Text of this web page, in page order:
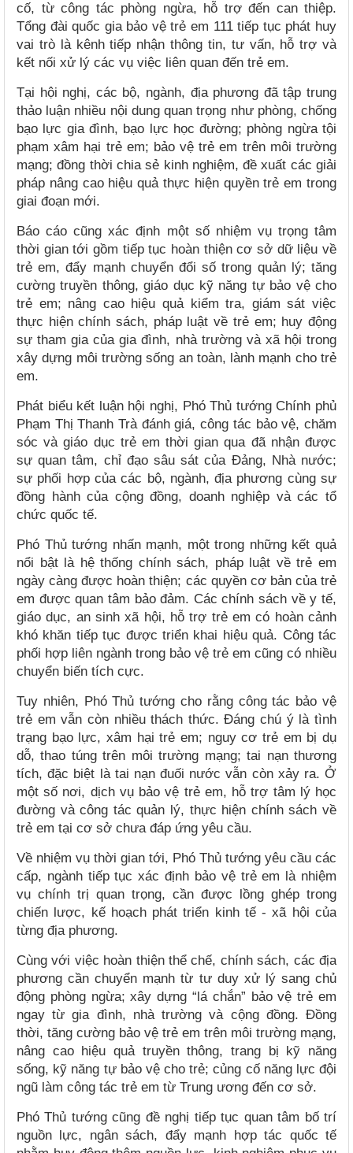
cố, từ công tác phòng ngừa, hỗ trợ đến can thiệp.
Tổng đài quốc gia bảo vệ trẻ em 111 tiếp tục phát huy
vai trò là kênh tiếp nhận thông tin, tư vấn, hỗ trợ và
kết nối xử lý các vụ việc liên quan đến trẻ em.
Tại hội nghị, các bộ, ngành, địa phương đã tập trung
thảo luận nhiều nội dung quan trọng như phòng, chống
bạo lực gia đình, bạo lực học đường; phòng ngừa tội
phạm xâm hại trẻ em; bảo vệ trẻ em trên môi trường
mạng; đồng thời chia sẻ kinh nghiệm, đề xuất các giải
pháp nâng cao hiệu quả thực hiện quyền trẻ em trong
giai đoạn mới.
Báo cáo cũng xác định một số nhiệm vụ trọng tâm
thời gian tới gồm tiếp tục hoàn thiện cơ sở dữ liệu về
trẻ em, đẩy mạnh chuyển đổi số trong quản lý; tăng
cường truyền thông, giáo dục kỹ năng tự bảo vệ cho
trẻ em; nâng cao hiệu quả kiểm tra, giám sát việc
thực hiện chính sách, pháp luật về trẻ em; huy động
sự tham gia của gia đình, nhà trường và xã hội trong
xây dựng môi trường sống an toàn, lành mạnh cho trẻ
em.
Phát biểu kết luận hội nghị, Phó Thủ tướng Chính phủ
Phạm Thị Thanh Trà đánh giá, công tác bảo vệ, chăm
sóc và giáo dục trẻ em thời gian qua đã nhận được
sự quan tâm, chỉ đạo sâu sát của Đảng, Nhà nước;
sự phối hợp của các bộ, ngành, địa phương cùng sự
đồng hành của cộng đồng, doanh nghiệp và các tổ
chức quốc tế.
Phó Thủ tướng nhấn mạnh, một trong những kết quả
nổi bật là hệ thống chính sách, pháp luật về trẻ em
ngày càng được hoàn thiện; các quyền cơ bản của trẻ
em được quan tâm bảo đảm. Các chính sách về y tế,
giáo dục, an sinh xã hội, hỗ trợ trẻ em có hoàn cảnh
khó khăn tiếp tục được triển khai hiệu quả. Công tác
phối hợp liên ngành trong bảo vệ trẻ em cũng có nhiều
chuyển biến tích cực.
Tuy nhiên, Phó Thủ tướng cho rằng công tác bảo vệ
trẻ em vẫn còn nhiều thách thức. Đáng chú ý là tình
trạng bạo lực, xâm hại trẻ em; nguy cơ trẻ em bị dụ
dỗ, thao túng trên môi trường mạng; tai nạn thương
tích, đặc biệt là tai nạn đuối nước vẫn còn xảy ra. Ở
một số nơi, dịch vụ bảo vệ trẻ em, hỗ trợ tâm lý học
đường và công tác quản lý, thực hiện chính sách về
trẻ em tại cơ sở chưa đáp ứng yêu cầu.
Về nhiệm vụ thời gian tới, Phó Thủ tướng yêu cầu các
cấp, ngành tiếp tục xác định bảo vệ trẻ em là nhiệm
vụ chính trị quan trọng, cần được lồng ghép trong
chiến lược, kế hoạch phát triển kinh tế - xã hội của
từng địa phương.
Cùng với việc hoàn thiện thể chế, chính sách, các địa
phương cần chuyển mạnh từ tư duy xử lý sang chủ
động phòng ngừa; xây dựng “lá chắn” bảo vệ trẻ em
ngay từ gia đình, nhà trường và cộng đồng. Đồng
thời, tăng cường bảo vệ trẻ em trên môi trường mạng,
nâng cao hiệu quả truyền thông, trang bị kỹ năng
sống, kỹ năng tự bảo vệ cho trẻ; củng cố năng lực đội
ngũ làm công tác trẻ em từ Trung ương đến cơ sở.
Phó Thủ tướng cũng đề nghị tiếp tục quan tâm bố trí
nguồn lực, ngân sách, đẩy mạnh hợp tác quốc tế